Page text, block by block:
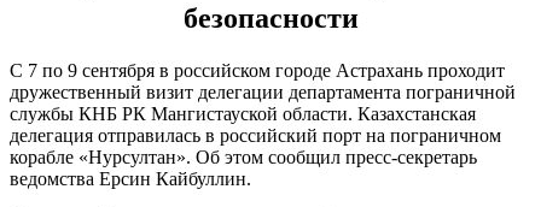
безопасности
С 7 по 9 сентября в российском городе Астрахань проходит
дружественный визит делегации департамента пограничной
службы КНБ РК Мангистауской области. Казахстанская
делегация отправилась в российский порт на пограничном
корабле «Нурсултан». Об этом сообщил пресс-секретарь
ведомства Ерсин Кайбуллин.